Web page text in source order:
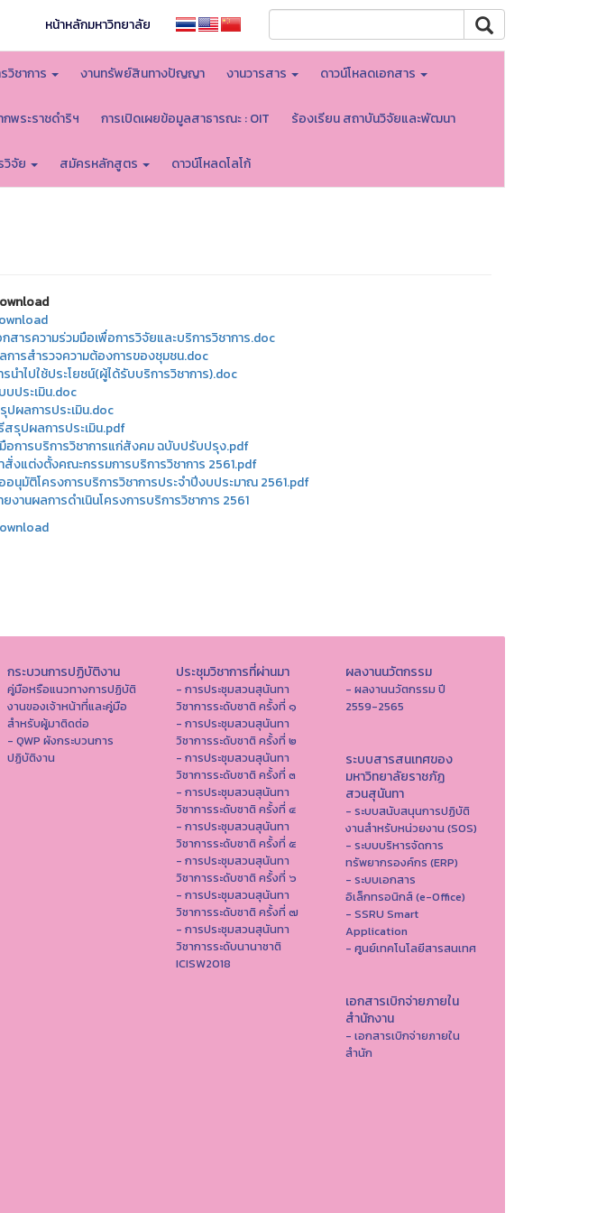
หน้าหลักมหาวิทยาลัย
วิชาการ งานทรัพย์สินทางปัญญา งานวารสาร ดาวน์โหลดเอกสาร
พระราชดำริฯ การเปิดเผยข้อมูลสาธารณะ : OIT ร้องเรียน สถาบันวิจัยและพัฒนา
วิจัย สมัครหลักสูตร ดาวน์โหลดโลโก้
กสารความร่วมมือเพื่อการวิจัยและบริการวิชาการ.doc
การสำรวจความต้องการของชุมชน.doc
รนำไปใช้ประโยชน์(ผู้ได้รับบริการวิชาการ).doc
บประเมิน.doc
ปผลการประเมิน.doc
สรุปผลการประเมิน.pdf
อการบริการวิชาการแก่สังคม ฉบับปรับปรุง.pdf
สั่งแต่งตั้งคณะกรรมการบริการวิชาการ 2561.pdf
อนุมัติโครงการบริการวิชาการประจำปีงบประมาณ 2561.pdf
ยงานผลการดำเนินโครงการบริการวิชาการ 2561
กระบวนการปฏิบัติงาน
คู่มือหรือแนวทางการปฏิบัติ
งานของเจ้าหน้าที่และคู่มือ
สำหรับผู้มาติดต่อ
- QWP ผังกระบวนการ
ปฏิบัติงาน
ประชุมวิชาการที่ผ่านมา
- การประชุมสวนสุนันทา
วิชาการระดับชาติ ครั้งที่ ๑
- การประชุมสวนสุนันทา
วิชาการระดับชาติ ครั้งที่ ๒
- การประชุมสวนสุนันทา
วิชาการระดับชาติ ครั้งที่ ๓
- การประชุมสวนสุนันทา
วิชาการระดับชาติ ครั้งที่ ๔
- การประชุมสวนสุนันทา
วิชาการระดับชาติ ครั้งที่ ๕
- การประชุมสวนสุนันทา
วิชาการระดับชาติ ครั้งที่ ๖
- การประชุมสวนสุนันทา
วิชาการระดับชาติ ครั้งที่ ๗
- การประชุมสวนสุนันทา
วิชาการระดับนานาชาติ
ICISW2018
ผลงานนวัตกรรม
- ผลงานนวัตกรรม ปี
2559-2565
ระบบสารสนเทศของ
มหาวิทยาลัยราชภัฏ
สวนสุนันทา
- ระบบสนับสนุนการปฏิบัติ
งานสำหรับหน่วยงาน (SOS)
- ระบบบริหารจัดการ
ทรัพยากรองค์กร (ERP)
- ระบบเอกสาร
อิเล็กทรอนิกส์ (e-Office)
- SSRU Smart
Application
- ศูนย์เทคโนโลยีสารสนเทศ
เอกสารเบิกจ่ายภายใน
สำนักงาน
- เอกสารเบิกจ่ายภายใน
สำนัก